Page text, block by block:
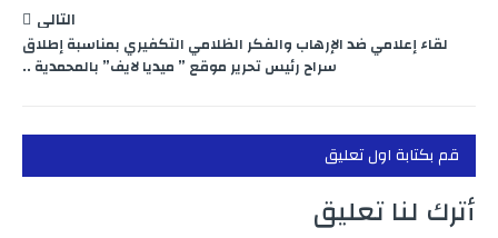
التالي
لقاء إعلامي ضد الإرهاب والفكر الظلامي التكفيري بمناسبة إطلاق
سراح رئيس تحرير موقع ” ميديا لايف” بالمحمدية ..
قم بكتابة اول تعليق
أترك لنا تعليق